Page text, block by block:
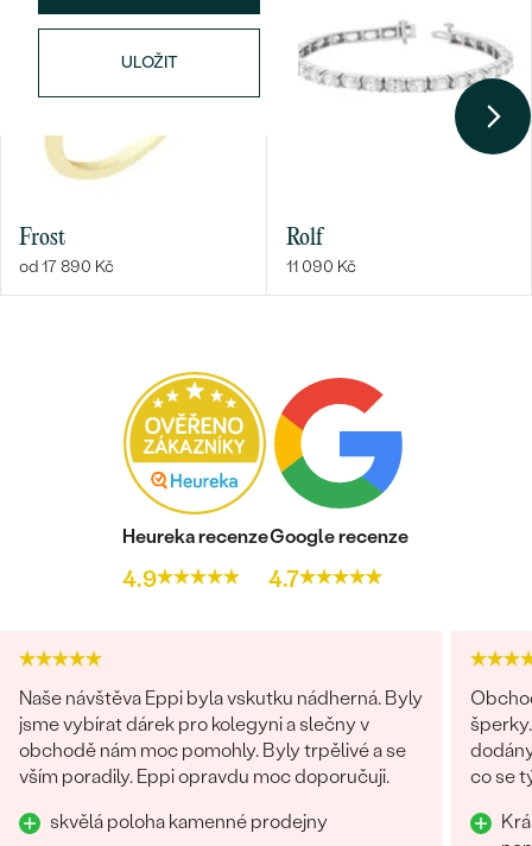
ULOŽIT
Frost
od 17 890 Kč
Rolf
11 090 Kč
Heureka recenze
4.9
Google recenze
4.7
Naše návštěva Eppi byla vskutku nádherná. Byly
jsme vybírat dárek pro kolegyni a slečny v
obchodě nám moc pomohly. Byly trpělivé a se
vším poradily. Eppi opravdu moc doporučuji.
skvělá poloha kamenné prodejny
co se týče vstřícného